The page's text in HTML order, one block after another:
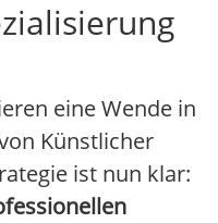
eine Wende in
Künstlicher
ist nun klar: